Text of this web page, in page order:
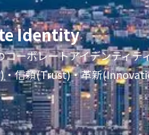
Identity
コーポレートアイデンティテ
・信頼(Trust)・革新